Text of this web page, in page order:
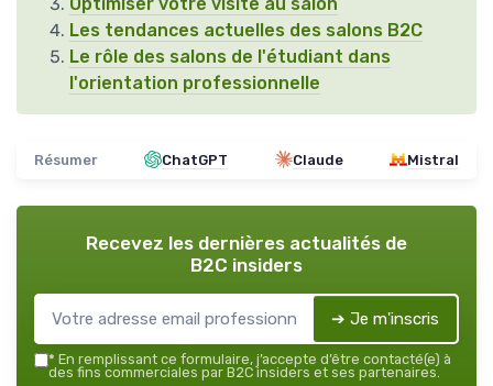
Les tendances actuelles des salons B2C
Le rôle des salons de l'étudiant dans
l'orientation professionnelle
Résumer ChatGPT Claude Mistral
Recevez les dernières actualités de
B2C insiders
➔ Je m'inscris
* En remplissant ce formulaire, j’accepte d’être contacté(e) à
des fins commerciales par B2C insiders et ses partenaires.